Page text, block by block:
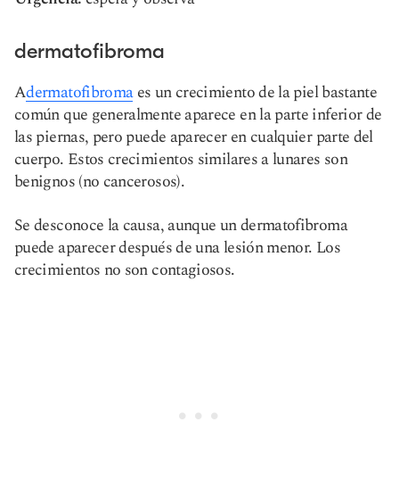
dermatofibroma
Adermatofibromaes un crecimiento de la piel bastante
común que generalmente aparece en la parte inferior de
las piernas, pero puede aparecer en cualquier parte del
cuerpo. Estos crecimientos similares a lunares son
benignos (no cancerosos).
Se desconoce la causa, aunque un dermatofibroma
puede aparecer después de una lesión menor. Los
crecimientos no son contagiosos.